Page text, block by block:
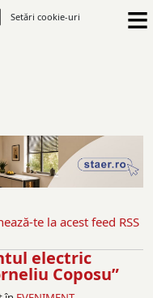
Setări cookie-uri ≡
te la acest feed RSS
electric
Coposu”